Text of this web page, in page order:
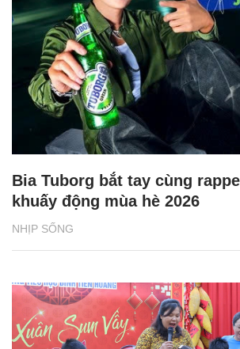
NHỊP SỐNG
Bia Tuborg bắt tay cùng
khuấy động mùa hè 2026